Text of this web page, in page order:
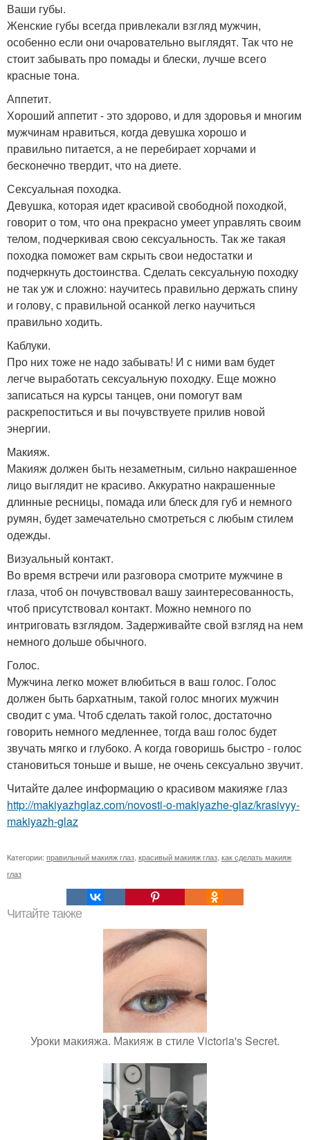
Ваши губы.
Женские губы всегда привлекали взгляд мужчин,
особенно если они очаровательно выглядят. Так что не
стоит забывать про помады и блески, лучше всего
красные тона.
Аппетит.
Хороший аппетит - это здорово, и для здоровья и многим
мужчинам нравиться, когда девушка хорошо и
правильно питается, а не перебирает хорчами и
бесконечно твердит, что на диете.
Сексуальная походка.
Девушка, которая идет красивой свободной походкой,
говорит о том, что она прекрасно умеет управлять своим
телом, подчеркивая свою сексуальность. Так же такая
походка поможет вам скрыть свои недостатки и
подчеркнуть достоинства. Сделать сексуальную походку
не так уж и сложно: научитесь правильно держать спину
и голову, с правильной осанкой легко научиться
правильно ходить.
Каблуки.
Про них тоже не надо забывать! И с ними вам будет
легче выработать сексуальную походку. Еще можно
записаться на курсы танцев, они помогут вам
раскрепоститься и вы почувствуете прилив новой
энергии.
Макияж.
Макияж должен быть незаметным, сильно накрашенное
лицо выглядит не красиво. Аккуратно накрашенные
длинные ресницы, помада или блеск для губ и немного
румян, будет замечательно смотреться с любым стилем
одежды.
Визуальный контакт.
Во время встречи или разговора смотрите мужчине в
глаза, чтоб он почувствовал вашу заинтересованность,
чтоб присутствовал контакт. Можно немного по
интриговать взглядом. Задерживайте свой взгляд на нем
немного дольше обычного.
Голос.
Мужчина легко может влюбиться в ваш голос. Голос
должен быть бархатным, такой голос многих мужчин
сводит с ума. Чтоб сделать такой голос, достаточно
говорить немного медленнее, тогда ваш голос будет
звучать мягко и глубоко. А когда говоришь быстро - голос
становиться тоньше и выше, не очень сексуально звучит.
Читайте далее информацию о красивом макияже глаз
http://makiyazhglaz.com/novosti-o-makiyazhe-glaz/krasivyy-
makiyazh-glaz
Категории: правильный макияж глаз, красивый макияж глаз, как сделать макияж
глаз
Читайте также
Уроки макияжа. Макияж в стиле Victoria's Secret.